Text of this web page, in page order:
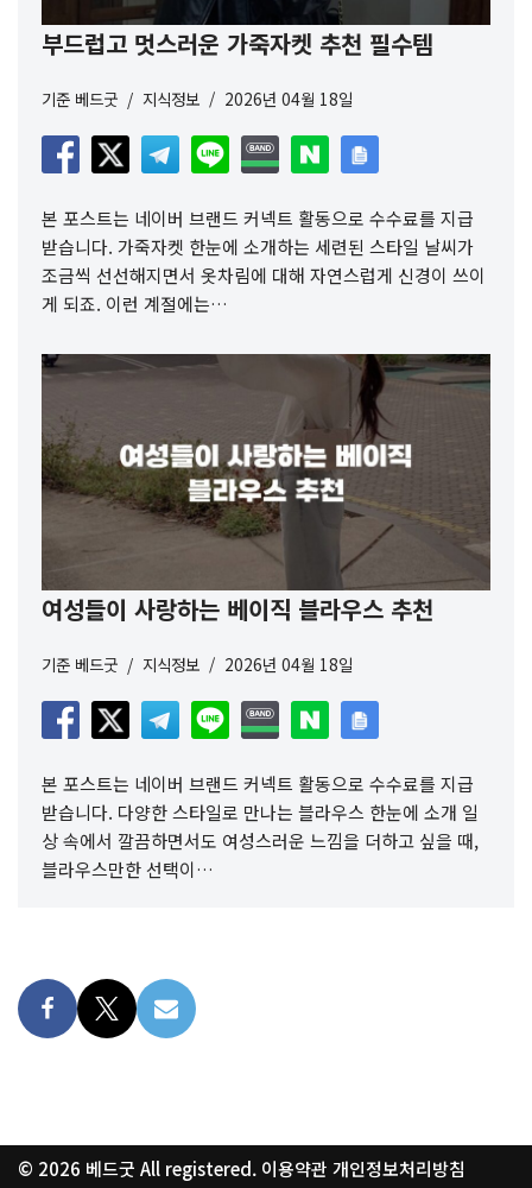
부드럽고 멋스러운 가죽자켓 추천 필수템
기준 베드굿 지식정보 2026년 04월 18일
본 포스트는 네이버 브랜드 커넥트 활동으로 수수료를 지급
받습니다. 가죽자켓 한눈에 소개하는 세련된 스타일 날씨가
조금씩 선선해지면서 옷차림에 대해 자연스럽게 신경이 쓰이
게 되죠. 이런 계절에는…
여성들이 사랑하는 베이직 블라우스 추천
기준 베드굿 지식정보 2026년 04월 18일
본 포스트는 네이버 브랜드 커넥트 활동으로 수수료를 지급
받습니다. 다양한 스타일로 만나는 블라우스 한눈에 소개 일
상 속에서 깔끔하면서도 여성스러운 느낌을 더하고 싶을 때,
블라우스만한 선택이…
© 2026 베드굿 All registered. 이용약관 개인정보처리방침